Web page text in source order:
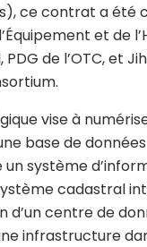
ce contrat a été
et de
de l’OTC, et
vise à
base de
système
cadastral
d’un centre de
infrastructure